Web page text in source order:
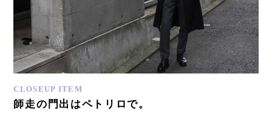
CLOSEUP ITEM
師走の門出はペトリロで。